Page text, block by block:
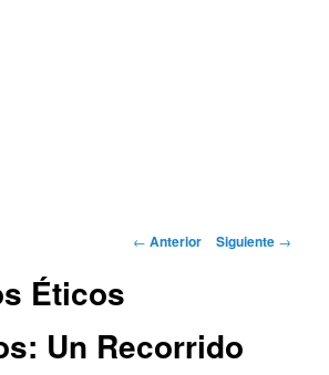
Navegación
← Anterior Siguiente →
Éticos
Un Recorrido